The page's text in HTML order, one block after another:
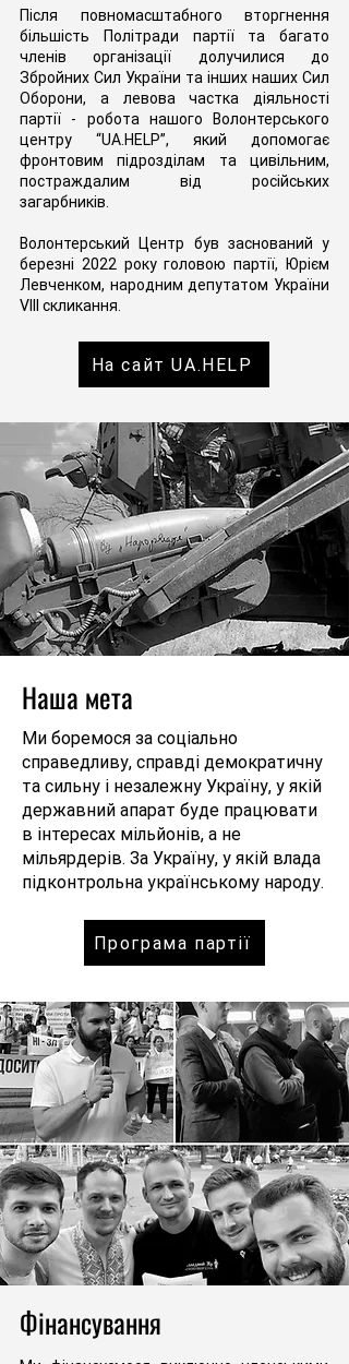
Після повномасштабного вторгнення
більшість Політради партії та багато
членів організації долучилися до
Збройних Сил України та інших наших Сил
Оборони, а левова частка діяльності
партії - робота нашого Волонтерського
центру “UA.HELP”, який допомогає
фронтовим підрозділам та цивільним,
постраждалим від російських
загарбників.
Волонтерський Центр був заснований у
березні 2022 року головою партії, Юрієм
Левченком, народним депутатом України
VIII скликання.
На сайт UA.HELP
Наша мета
Ми боремося за соціально
справедливу, справді демократичну
та сильну і незалежну Україну, у якій
державний апарат буде працювати
в інтересах мільйонів, а не
мільярдерів. За Україну, у якій влада
підконтрольна українському народу.
Програма партії
Фінансування